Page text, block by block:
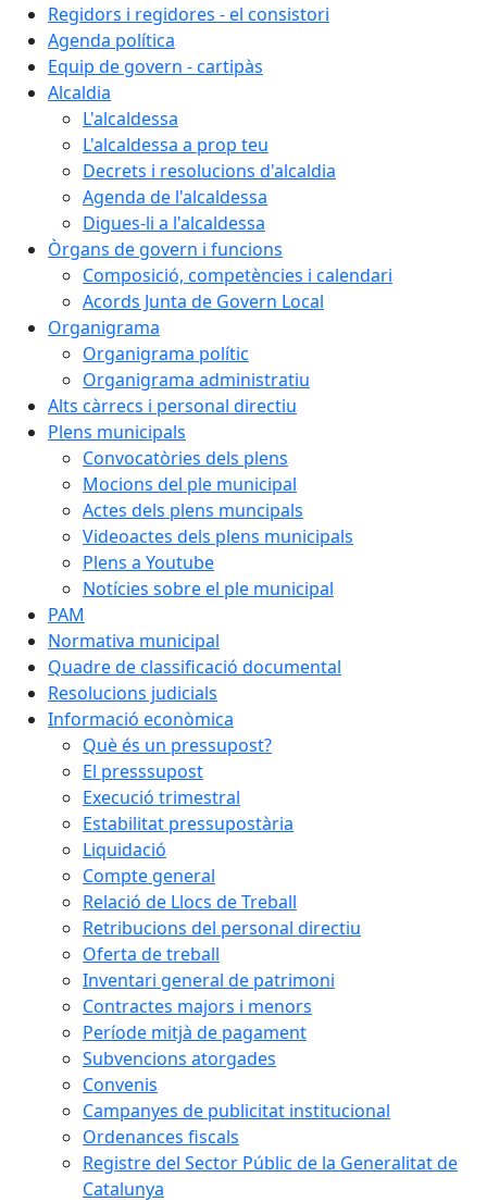
Regidors i regidores - el consistori
Agenda política
Equip de govern - cartipàs
Alcaldia
L'alcaldessa
L'alcaldessa a prop teu
Decrets i resolucions d'alcaldia
Agenda de l'alcaldessa
Digues-li a l'alcaldessa
Òrgans de govern i funcions
Composició, competències i calendari
Acords Junta de Govern Local
Organigrama
Organigrama polític
Organigrama administratiu
Alts càrrecs i personal directiu
Plens municipals
Convocatòries dels plens
Mocions del ple municipal
Actes dels plens muncipals
Videoactes dels plens municipals
Plens a Youtube
Notícies sobre el ple municipal
PAM
Normativa municipal
Quadre de classificació documental
Resolucions judicials
Informació econòmica
Què és un pressupost?
El presssupost
Execució trimestral
Estabilitat pressupostària
Liquidació
Compte general
Relació de Llocs de Treball
Retribucions del personal directiu
Oferta de treball
Inventari general de patrimoni
Contractes majors i menors
Període mitjà de pagament
Subvencions atorgades
Convenis
Campanyes de publicitat institucional
Ordenances fiscals
Registre del Sector Públic de la Generalitat de
Catalunya